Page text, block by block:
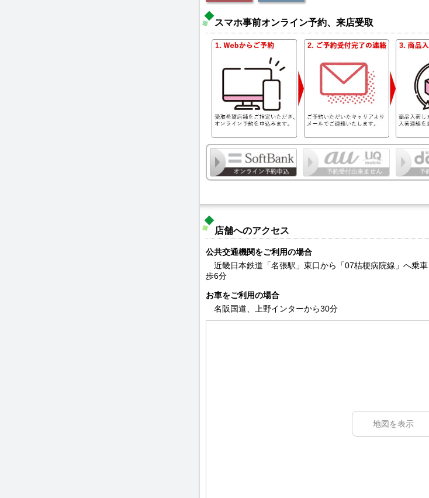
スマホ事前オンライン予約、来店受取
店舗へのアクセス
公共交通機関をご利用の場合
近畿日本鉄道「名張駅」東口から「07桔梗病院線」へ乗
歩6分
お車をご利用の場合
名阪国道、上野インターから30分
地図を表示